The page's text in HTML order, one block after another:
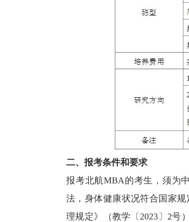
二、报考条件和要求
报考北航MBA的考生，须为
法，身体健康状况符合国家
理规定》（教学〔2023〕2号